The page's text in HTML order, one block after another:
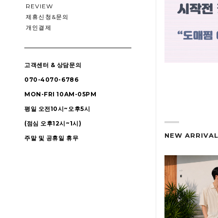
REVIEW
제휴신청&문의
개인결제
고객센터 & 상담문의
070-4070-6786
MON-FRI 10AM-05PM
평일 오전10시~오후5시
(점심 오후12시~1시)
주말 및 공휴일 휴무
NEW